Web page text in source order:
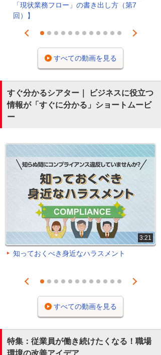
「現状業務フロー」の書き出し方（第7
回）】
Prev
1 2 3 4 5 6 7 8 9 101112
Next
すべての動画を見る
すぐ分かるシアター｜ ビジネスに役立つ
情報が「すぐに分かる」ショートムービ
ー
3:21
知っておくべき身近なハラスメント
Prev
1 2 3 4 5 6 7 8 9 101112
Next
すべての動画を見る
特集：従業員が働き続けたくなる！職場
環境の改善アイデア